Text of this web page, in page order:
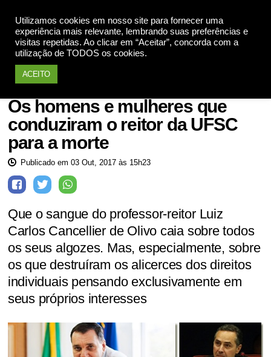
Utilizamos cookies em nosso site para fornecer uma
experiência mais relevante, lembrando suas preferências e
visitas repetidas. Ao clicar em “Aceitar”, concorda com a
utilização de TODOS os cookies.
ACEITO
Injustiça
Os homens e mulheres que
conduziram o reitor da UFSC
para a morte
Publicado em 03 Out, 2017 às 15h23
Que o sangue do professor-reitor Luiz
Carlos Cancellier de Olivo caia sobre todos
os seus algozes. Mas, especialmente, sobre
os que destruíram os alicerces dos direitos
individuais pensando exclusivamente em
seus próprios interesses